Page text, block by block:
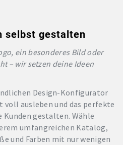
selbst gestalten
ein besonderes Bild oder
– wir setzen deine Ideen
Design-Konfigurator
ausleben und das perfekte
Kunden gestalten. Wähle
umfangreichen Katalog,
und Farben mit nur wenigen